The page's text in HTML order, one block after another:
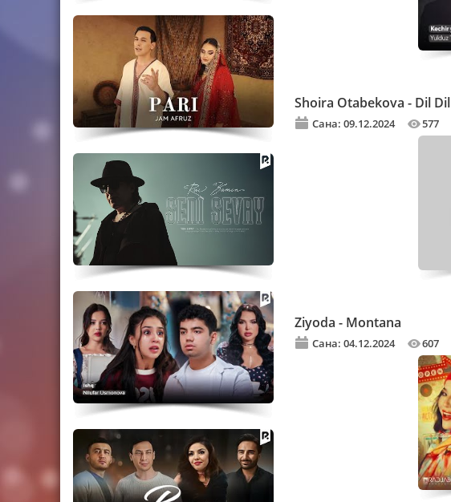
Shoira Otabekova - Dil Dil
Сана: 09.12.2024 577
Ziyoda - Montana
Сана: 04.12.2024 607